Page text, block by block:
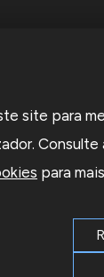
Privacidadee os
site para
Consulte
para